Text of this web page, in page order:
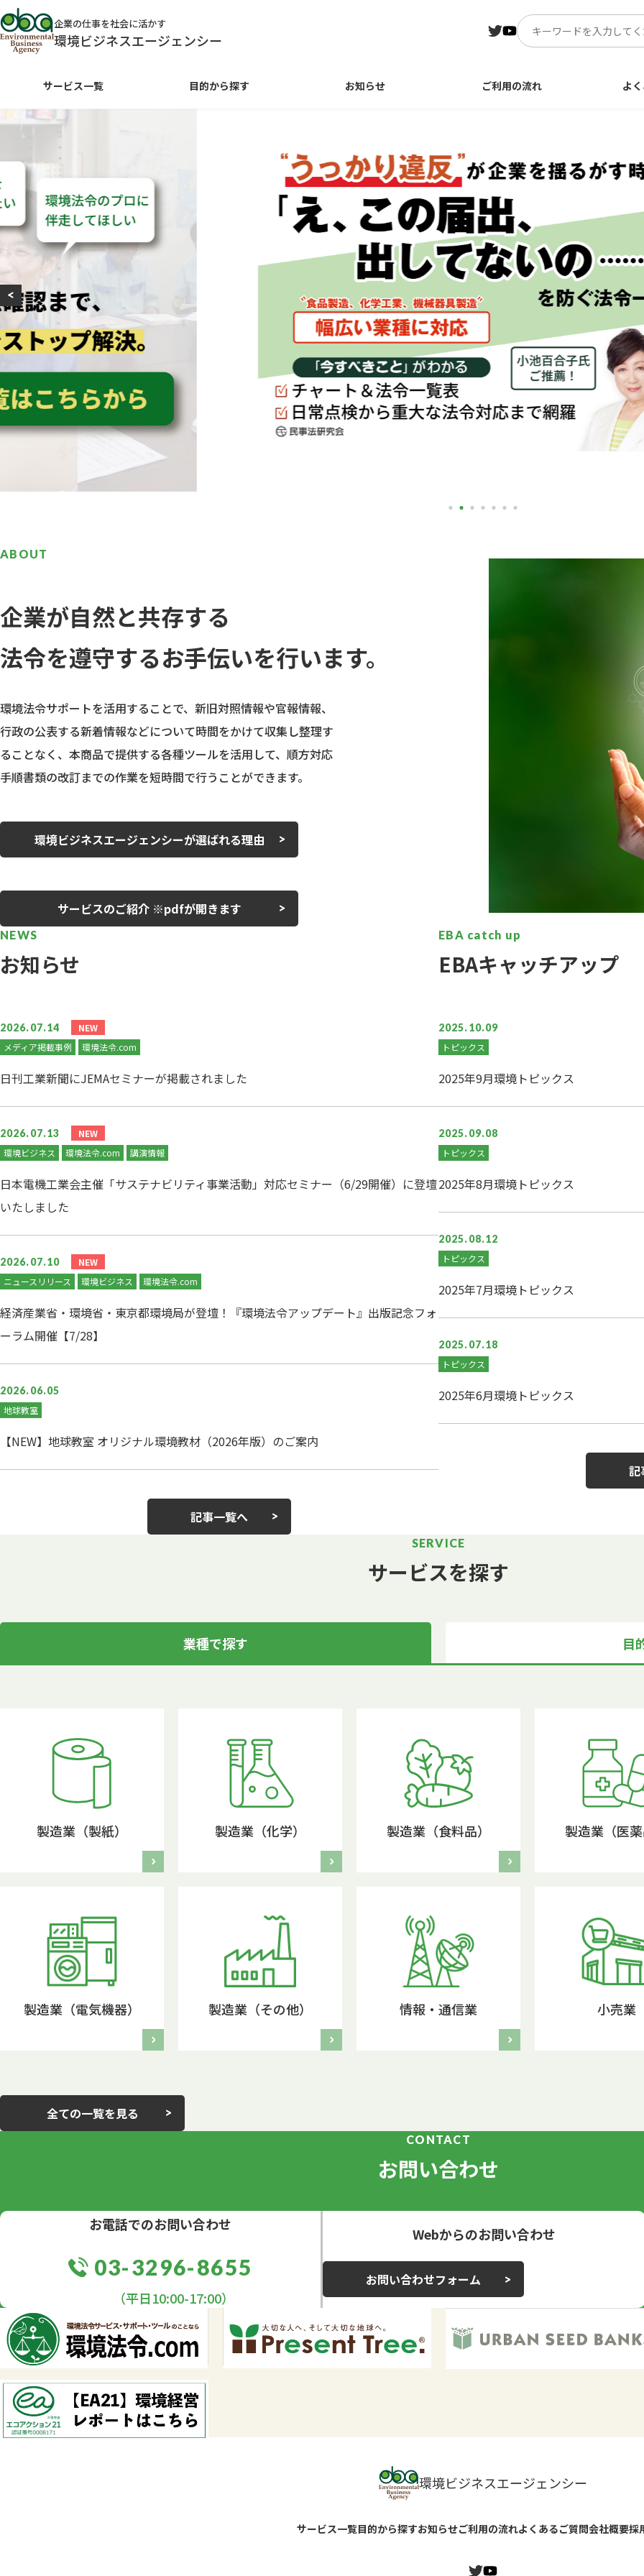
企業の仕事を社会に活かす
環境ビジネスエージェンシー
サービス一覧 目的から探す お知らせ ご利用の流れ よ
ABOUT
企業が自然と共存する
法令を遵守するお手伝いを行います。
環境法令サポートを活用することで、新旧対照情報や官報情報、
行政の公表する新着情報などについて時間をかけて収集し整理す
ることなく、本商品で提供する各種ツールを活用して、順方対応
手順書類の改訂までの作業を短時間で行うことができます。
環境ビジネスエージェンシーが選ばれる理由
サービスのご紹介 ※pdfが開きます
NEWS
お知らせ
2026.07.14
NEW
メディア掲載事例
環境法令.com
日刊工業新聞にJEMAセミナーが掲載されました
2026.07.13
NEW
環境ビジネス
環境法令.com 講演情報
日本電機工業会主催「サステナビリティ事業活動」対応セミナー（6/29開催）に登壇
いたしました
2026.07.10
NEW
ニュースリリース
環境ビジネス 環境法令.com
経済産業省・環境省・東京都環境局が登壇！『環境法令アップデート』出版記念フォ
ーラム開催【7/28】
2026.06.05
地球教室
【NEW】地球教室 オリジナル環境教材（2026年版）のご案内
記事一覧へ
EBA catch up
EBAキャッチアップ
2025.10.09
トピックス
2025年9月環境トピックス
2025.09.08
トピックス
2025年8月環境トピックス
2025.08.12
トピックス
2025年7月環境トピックス
2025.07.18
トピックス
2025年6月環境トピックス
記
SERVICE
サービスを探す
業種で探す 目
製造業（製紙） 製造業（化学） 製造業（食料品） 製造業（医
製造業（電気機器） 製造業（その他） 情報・通信業 小売業
全ての一覧を見る
CONTACT
お問い合わせ
お電話でのお問い合わせ
03-3296-8655
（平日10:00-17:00）
Webからのお問い合わせ
お問い合わせフォーム
環境ビジネスエージェンシー
サービス一覧目的から探すお知らせご利用の流れよくあるご質問会社概要採